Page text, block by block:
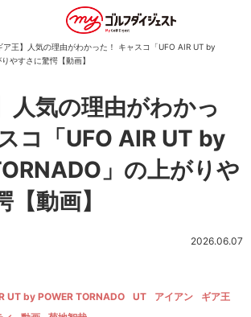
ア王】人気の理由がわかった！ キャスコ「UFO AIR UT by
やすさに驚愕【動画】
人気の理由がわかっ
コ「UFO AIR UT by
」の上がりや
動画】
2026.06.07
UT by POWER TORNADO UT アイアン
ギア王